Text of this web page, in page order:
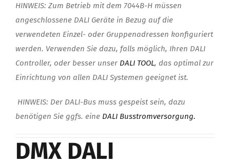
HINWEIS: Zum Betrieb mit dem 7044B-H müssen
angeschlossene DALI Geräte in Bezug auf die
verwendeten Einzel- oder Gruppenadressen konfiguriert
werden. Verwenden Sie dazu, falls möglich, Ihren DALI
Controller, oder besser unser DALI TOOL, das optimal zur
Einrichtung von allen DALI Systemen geeignet ist.
HINWEIS: Der DALI-Bus muss gespeist sein, dazu
benötigen Sie ggfs. eine DALI Busstromversorgung.
DMX DALI